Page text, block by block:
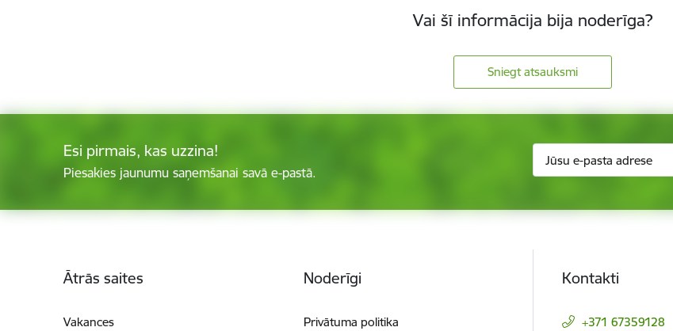
Vai šī informācija bija noderīga?
Sniegt atsauksmi
Esi pirmais, kas uzzina!
Piesakies jaunumu saņemšanai savā e-pastā.
Ātrās saites
Vakances
Noderīgi
Privātuma politika
Kontakti
+371 67359128